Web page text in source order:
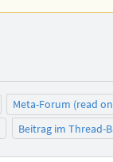
Meta-Forum (read
Beitrag im Thread-